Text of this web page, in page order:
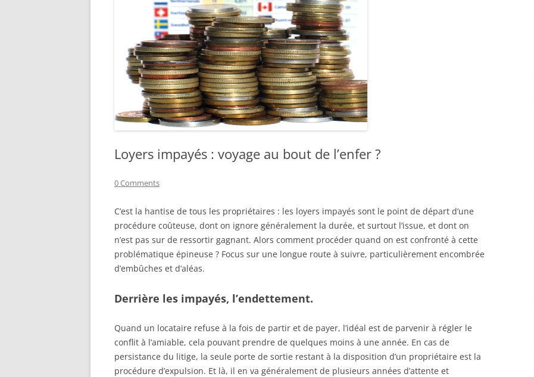
Loyers impayés : voyage au bout de l’enfer ?
0 Comments
C’est la hantise de tous les propriétaires : les loyers impayés sont le point de départ d’une
procédure coûteuse, dont on ignore généralement la durée, et surtout l’issue, et dont on
n’est pas sur de ressortir gagnant. Alors comment procéder quand on est confronté à cette
problématique épineuse ? Focus sur une longue route à suivre, particulièrement encombrée
d’embûches et d’aléas.
Derrière les impayés, l’endettement.
Quand un locataire refuse à la fois de partir et de payer, l’idéal est de parvenir à régler le
conflit à l’amiable, cela pouvant prendre de quelques moins à une année. En cas de
persistance du litige, la seule porte de sortie restant à la disposition d’un propriétaire est la
procédure d’expulsion. Et là, il en va généralement de plusieurs années d’attente et